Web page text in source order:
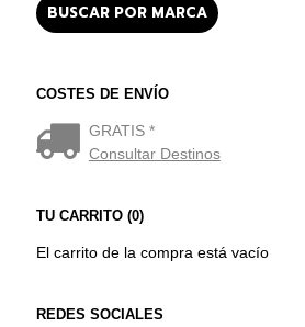
COSTES DE ENVÍO
GRATIS *
Consultar Destinos
TU CARRITO (0)
El carrito de la compra está vacío
REDES SOCIALES